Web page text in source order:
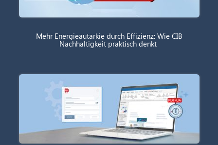
Mehr Energieautarkie durch Effizienz: Wie CIB
Nachhaltigkeit praktisch denkt